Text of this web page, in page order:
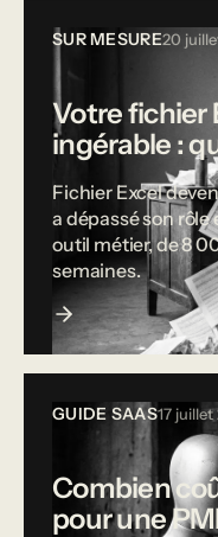
SUR MESURE20
Votre fichier
ingérable :
Fichier Excel
a dépassé son
outil métier, de 8
semaines.
GUIDE SAAS17 juillet
Combien
pour une